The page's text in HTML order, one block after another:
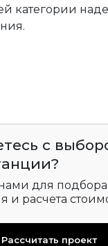
категории
с
для подбора
и расчета
Рассчитать проект